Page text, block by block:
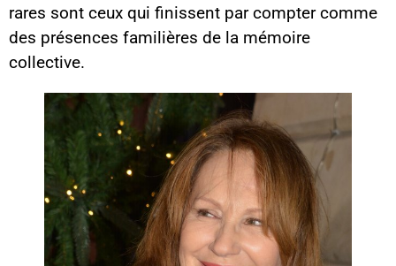
rares sont ceux qui finissent par compter comme
des présences familières de la mémoire
collective.